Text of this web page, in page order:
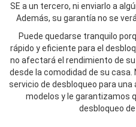
SE a un tercero, ni enviarlo a
Además, su garantía no se
Puede quedarse tranquilo
rápido y eficiente para el
no afectará el rendimiento de
desde la comodidad de su
servicio de desbloqueo para
modelos y le garantizamos
desbloqueo